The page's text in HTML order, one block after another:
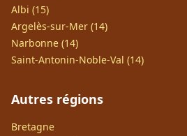
Albi (15)
Argelès-sur-Mer (14)
Narbonne (14)
Saint-Antonin-Noble-Val (14)
Autres régions
Bretagne